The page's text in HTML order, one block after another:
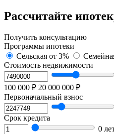
Рассчитайте
Получить консультацию
Программы ипотеки
Сельская от 3%
Стоимость недвижимости
100 000 ₽ 20 000 000 ₽
Первоначальный взнос
Срок кредита
0